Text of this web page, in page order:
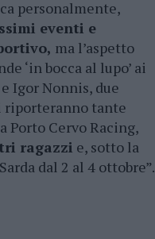
personalmente,
eventi e
ma l’aspetto
‘in bocca al lupo’ ai
Igor Nonnis, due
riporteranno tante
Porto Cervo Racing,
ragazzi e, sotto la
dal 2 al 4 ottobre”.